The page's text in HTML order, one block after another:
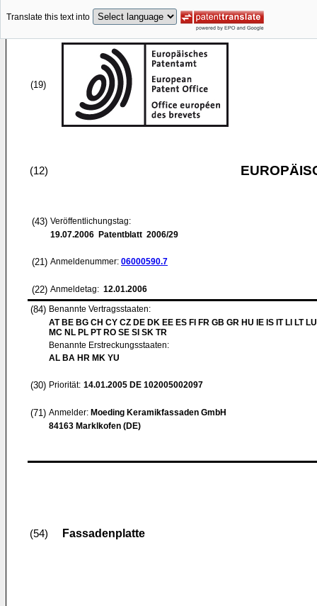
Translate this text into
(19)
(12)
(43) Veröffentlichungstag:
19.07.2006 Patentblatt 2006/29
(21) Anmeldenummer: 06000590.7
(22) Anmeldetag: 12.01.2006
(84) Benannte Vertragsstaaten:
AT BE BG CH CY CZ DE DK EE ES FI FR GB GR HU IE IS IT LI LT
MC NL PL PT RO SE SI SK TR
Benannte Erstreckungsstaaten:
AL BA HR MK YU
(30) Priorität: 14.01.2005 DE 102005002097
(71) Anmelder: Moeding Keramikfassaden GmbH
84163 Marklkofen (DE)
(54) Fassadenplatte